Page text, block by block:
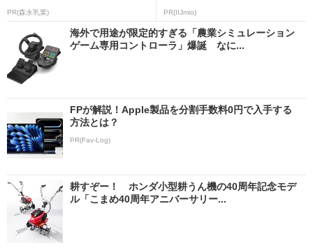
PR(森永乳業) PR(IIJmio)
海外で用途が限定的すぎる「農業シミュレーション
ゲーム専用コントローラ」爆誕 なに...
FPが解説！Apple製品を分割手数料0円で入手する
方法とは？
PR(Fav-Log)
耕すぞー！ ホンダ小型耕うん機の40周年記念モデ
ル「こまめ40周年アニバーサリー...